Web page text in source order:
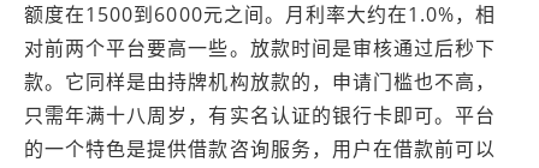
额度在1500到6000元之间。月利率大约在1.0%，相
对前两个平台要高一些。放款时间是审核通过后秒下
款。它同样是由持牌机构放款的，申请门槛也不高，
只需年满十八周岁，有实名认证的银行卡即可。平台
的一个特色是提供借款咨询服务，用户在借款前可以